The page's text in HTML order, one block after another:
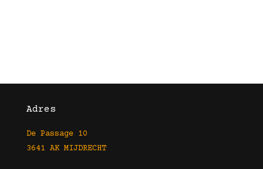
Adres
De Passage 10
3641 AK MIJDRECHT